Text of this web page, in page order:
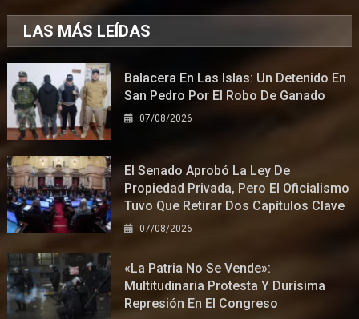
LAS MÁS LEÍDAS
Balacera En Las Islas: Un Detenido En
San Pedro Por El Robo De Ganado
07/08/2026
El Senado Aprobó La Ley De
Propiedad Privada, Pero El Oficialismo
Tuvo Que Retirar Dos Capítulos Clave
07/08/2026
«La Patria No Se Vende»:
Multitudinaria Protesta Y Durísima
Represión En El Congreso